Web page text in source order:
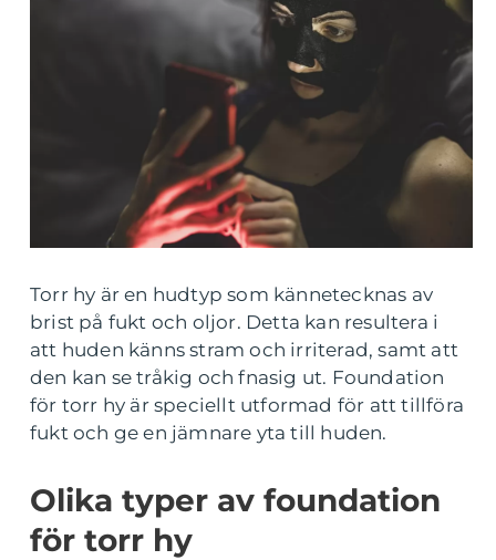
Torr hy är en hudtyp som kännetecknas av
brist på fukt och oljor. Detta kan resultera i
att huden känns stram och irriterad, samt att
den kan se tråkig och fnasig ut. Foundation
för torr hy är speciellt utformad för att tillföra
fukt och ge en jämnare yta till huden.
Olika typer av foundation
för torr hy